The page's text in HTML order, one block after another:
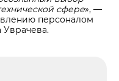
сфере», —
персоналом